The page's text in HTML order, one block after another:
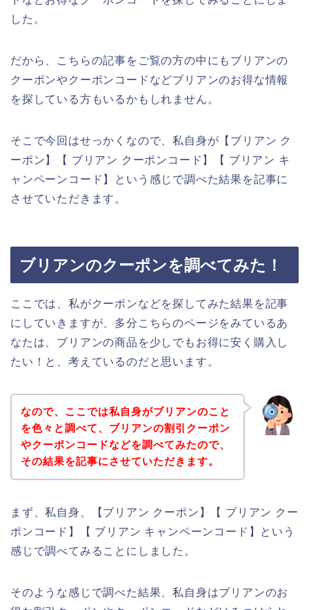
した。
だから、こちらの記事をご覧の方の中にもブリアンの
クーポンやクーポンコードなどブリアンのお得な情報
を探している方もいるかもしれません。
そこで今回はせっかくなので、私自身が【ブリアン ク
ーポン】【 ブリアン クーポンコード】【 ブリアン キ
ャンペーンコード】という感じで調べた結果を記事に
させていただきます。
ブリアンのクーポンを調べてみた！
ここでは、私がクーポンなどを探してみた結果を記事
にしていきますが、多分こちらのページをみているあ
なたは、ブリアンの商品を少しでもお得に安く購入し
たい！と、考えているのだと思います。
なので、ここでは私自身がブリアンのこと
を色々と調べて、ブリアンの割引クーポン
やクーポンコードなどを調べてみたので、
その結果を記事にさせていただきます。
まず、私自身、【ブリアン クーポン】【 ブリアン クー
ポンコード】【 ブリアン キャンペーンコード】という
感じで調べてみることにしました。
そのような感じで調べた結果、私自身はブリアンのお